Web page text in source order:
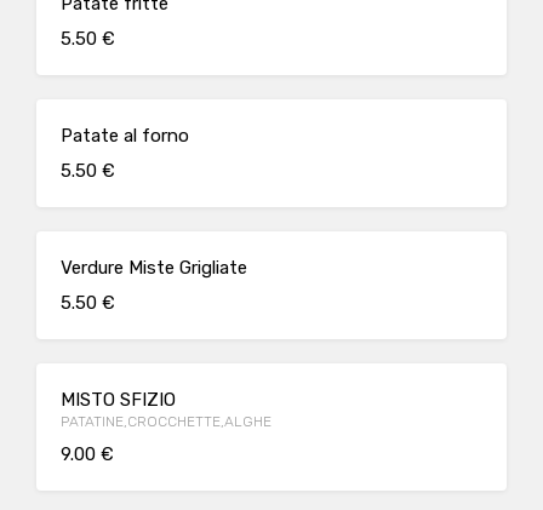
5.50 €
Patate al forno
5.50 €
Verdure Miste Grigliate
5.50 €
MISTO SFIZIO
PATATINE,CROCCHETTE,ALGHE
9.00 €